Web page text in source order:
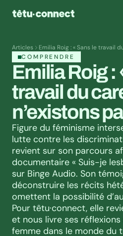
Articles
Emilia Roig : « Sans le travail
COMPRENDRE
Emilia Roig :
travail du
n’existons
Figure du féminisme
lutte contre les
revient sur son parcours
documentaire « Suis-je
sur Binge Audio. Son
déconstruire les récits
omettent la possibilité
Pour têtu·connect, elle
et nous livre ses
femme dans le monde du